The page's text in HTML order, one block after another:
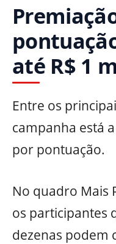
até R$ 1
Entre os
campanha está
por pontuação.
No quadro Mais
os participantes
dezenas podem